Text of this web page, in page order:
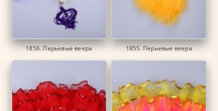
1856. Перьевые веера 1855. Перьевые веера